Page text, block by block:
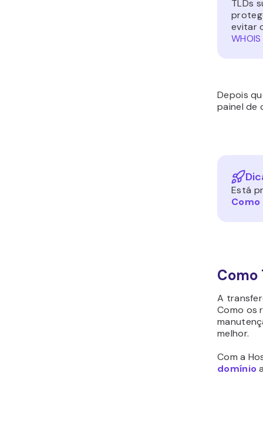
TLDs
evitar
WHOIS
Depois
painel de
Está
Como
A
Como os
melhor.
Com a
domínio